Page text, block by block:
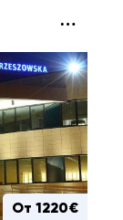
От 1220€